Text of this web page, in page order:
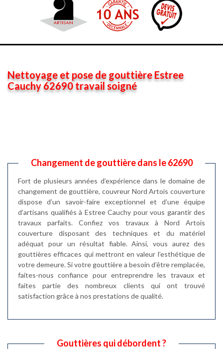
Nettoyage et pose de gouttière Estree
Cauchy 62690 travail soigné
Changement de gouttière dans le 62690
Fort de plusieurs années d’expérience dans le domaine de
changement de gouttière, couvreur Nord Artois couverture
dispose d’un savoir-faire exceptionnel et d’une équipe
d’artisans qualifiés à Estree Cauchy pour vous garantir des
travaux parfaits. Confiez vos travaux à Nord Artois
couverture disposant des techniques et du matériel
adéquat pour un résultat fiable. Ainsi, vous aurez des
gouttières efficaces qui mettront en valeur l’esthétique de
votre demeure. Si votre gouttière a besoin d’être remplacée,
faites-nous confiance pour entreprendre les travaux et
faites partie des nombreux clients qui ont trouvé
satisfaction grâce à nos prestations de qualité.
Gouttières qui débordent ?